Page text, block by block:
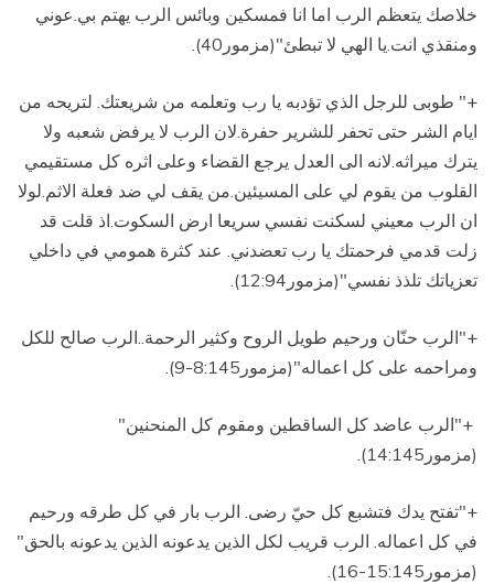
خلاصك يتعظم الرب اما انا فمسكين وبائس الرب يهتم بي.عوني
ومنقذي انت.يا الهي لا تبطئ"(مزمور40).
+" طوبى للرجل الذي تؤدبه يا رب وتعلمه من شريعتك. لتريحه من
ايام الشر حتى تحفر للشرير حفرة.لان الرب لا يرفض شعبه ولا
يترك ميراثه.لانه الى العدل يرجع القضاء وعلى اثره كل مستقيمي
القلوب من يقوم لي على المسيئين.من يقف لي ضد فعلة الاثم.لولا
ان الرب معيني لسكنت نفسي سريعا ارض السكوت.اذ قلت قد
زلت قدمي فرحمتك يا رب تعضدني. عند كثرة همومي في داخلي
تعزياتك تلذذ نفسي"(مزمور12:94)
.
+"الرب حنّان ورحيم طويل الروح وكثير الرحمة..الرب صالح للكل
ومراحمه على كل اعماله"(مزمور8:145-9)
.
+"الرب عاضد كل الساقطين ومقوم كل المنحنين"
(مزمور14:145)
.
+"تفتح يدك فتشبع كل حيّ رضى. الرب بار في كل طرقه ورحيم
في كل اعماله. الرب قريب لكل الذين يدعونه الذين يدعونه بالحق"
(مزمور15:145-16).